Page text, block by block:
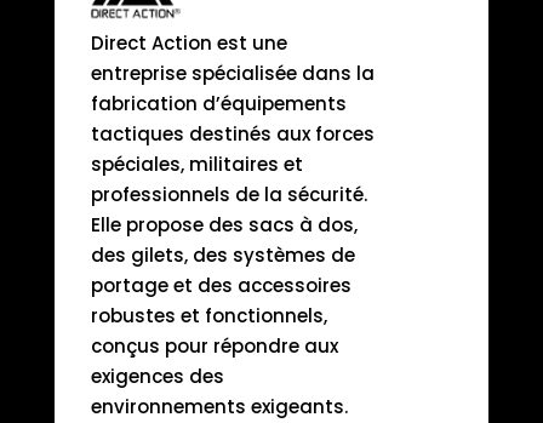
Direct Action est une
entreprise spécialisée dans la
fabrication d’équipements
tactiques destinés aux forces
spéciales, militaires et
professionnels de la sécurité.
Elle propose des sacs à dos,
des gilets, des systèmes de
portage et des accessoires
robustes et fonctionnels,
conçus pour répondre aux
exigences des
environnements exigeants.